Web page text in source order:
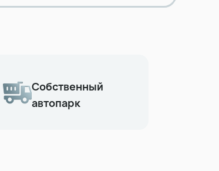
Собственный
автопарк